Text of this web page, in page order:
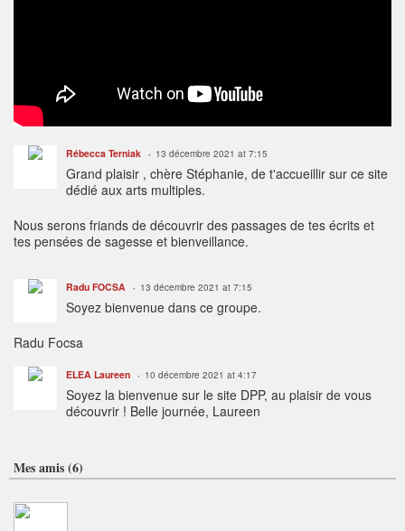
Rébecca Terniak 13 décembre 2021 at 7:15
Grand plaisir , chère Stéphanie, de t'accueillir sur ce site
dédié aux arts multiples.
Nous serons friands de découvrir des passages de tes écrits et
tes pensées de sagesse et bienveillance.
Radu FOCSA 13 décembre 2021 at 7:15
Soyez bienvenue dans ce groupe.
Radu Focsa
ELEA Laureen 10 décembre 2021 at 4:17
Soyez la bienvenue sur le site DPP, au plaisir de vous
découvrir ! Belle journée, Laureen
Mes amis (6)